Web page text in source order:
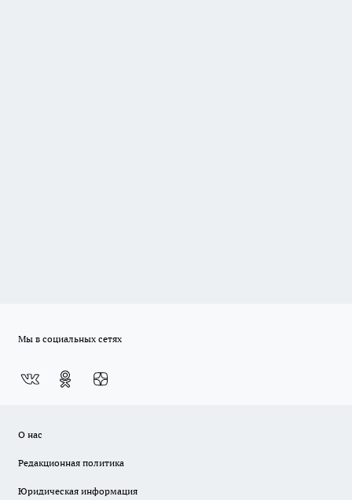
Мы в социальных сетях
О нас
Редакционная политика
Юридическая информация